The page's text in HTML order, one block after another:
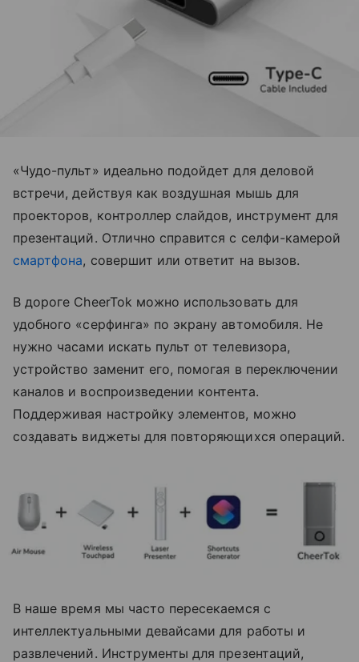
«Чудо-пульт» идеально подойдет для деловой
встречи, действуя как воздушная мышь для
проекторов, контроллер слайдов, инструмент для
презентаций. Отлично справится с селфи-камерой
смартфона, совершит или ответит на вызов.
В дороге CheerTok можно использовать для
удобного «серфинга» по экрану автомобиля. Не
нужно часами искать пульт от телевизора,
устройство заменит его, помогая в переключении
каналов и воспроизведении контента.
Поддерживая настройку элементов, можно
создавать виджеты для повторяющихся операций.
В наше время мы часто пересекаемся с
интеллектуальными девайсами для работы и
развлечений. Инструменты для презентаций,